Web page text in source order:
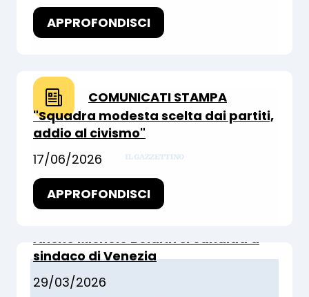
APPROFONDISCI
COMUNICATI STAMPA
"Squadra modesta scelta dai partiti,
addio al civismo"
17/06/2026
APPROFONDISCI
Anche Michele Boldrin si candida a
sindaco di Venezia
29/03/2026